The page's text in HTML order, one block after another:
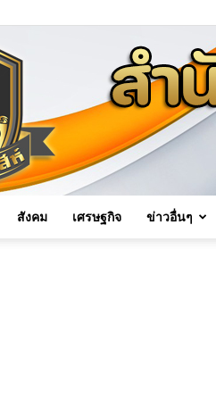
สังคม เศรษฐกิจ ข่าวอื่นๆ